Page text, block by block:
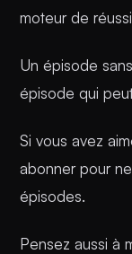
moteur de
Un épisode
épisode qui
Si vous avez
abonner pour
épisodes.
Pensez aussi à